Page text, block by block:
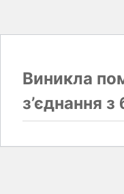
Виникла
з’єднання